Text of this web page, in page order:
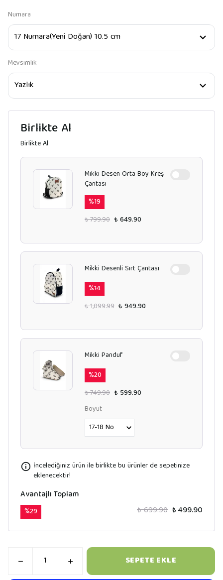
Numara
Mevsimlik
Birlikte Al
Birlikte Al
Mikki Desen Orta Boy Kreş
Çantası
%19
₺ 799.90 ₺ 649.90
Mikki Desenli Sırt Çantası
%14
₺ 1,099.99 ₺ 949.90
Mikki Panduf
%20
₺ 749.90 ₺ 599.90
Boyut
İncelediğiniz ürün ile birlikte bu ürünler de sepetinize
eklenecektir!
Avantajlı Toplam
%29 ₺ 699.90 ₺ 499.90
SEPETE EKLE